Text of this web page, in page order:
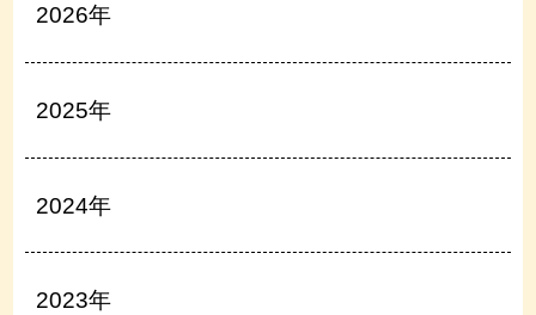
2026年
2025年
2024年
2023年